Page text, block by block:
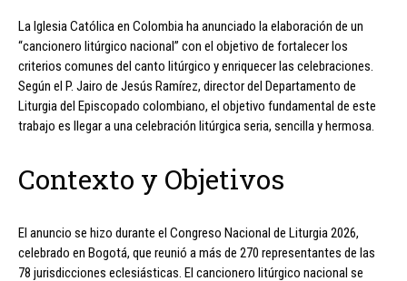
La Iglesia Católica en Colombia ha anunciado la elaboración de un
“cancionero litúrgico nacional” con el objetivo de fortalecer los
criterios comunes del canto litúrgico y enriquecer las celebraciones.
Según el P. Jairo de Jesús Ramírez, director del Departamento de
Liturgia del Episcopado colombiano, el objetivo fundamental de este
trabajo es llegar a una celebración litúrgica seria, sencilla y hermosa.
Contexto y Objetivos
El anuncio se hizo durante el Congreso Nacional de Liturgia 2026,
celebrado en Bogotá, que reunió a más de 270 representantes de las
78 jurisdicciones eclesiásticas. El cancionero litúrgico nacional se